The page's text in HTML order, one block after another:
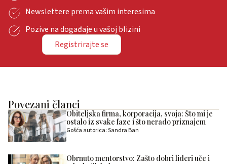
Newslettere prema vašim interesima
Pozive na događaje u vašoj blizini
Registrirajte se
Povezani članci
Obiteljska firma, korporacija, svoja: Što mi je
ostalo iz svake faze i što nerado priznajem
Gošća autorica: Sandra Ban
Obrnuto mentorstvo: Zašto dobri lideri uče i